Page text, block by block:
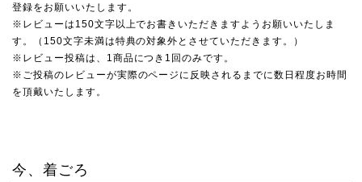
登録をお願いいたします。
※レビューは150文字以上でお書きいただきますようお願いいたしま
す。（150文字未満は特典の対象外とさせていただきます。）
※レビュー投稿は、1商品につき1回のみです。
※ご投稿のレビューが実際のページに反映されるまでに数日程度お時間
を頂戴いたします。
今、着ごろ